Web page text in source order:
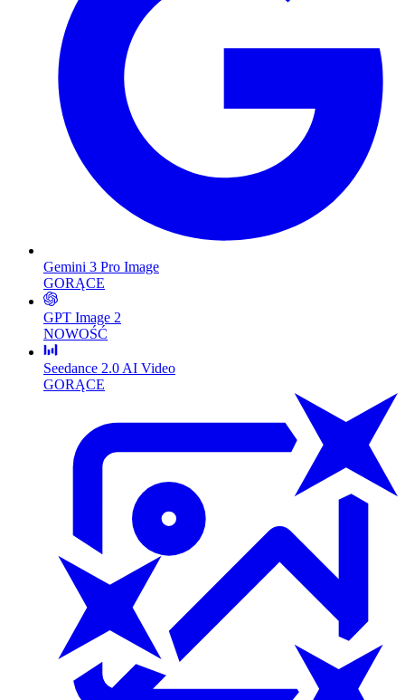
Gemini 3 Pro Image
GORĄCE
GPT Image 2
NOWOŚĆ
Seedance 2.0 AI Video
GORĄCE